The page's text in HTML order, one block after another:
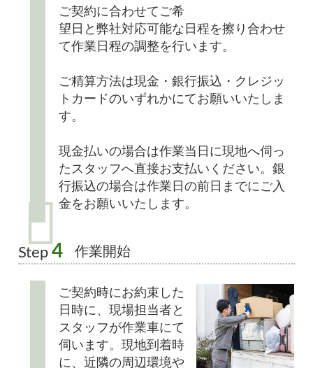
ご契約に合わせてご希
望日と弊社対応可能な日程を擦り合わせ
て作業日程の調整を行います。
ご精算方法は現金・銀行振込・クレジッ
トカードのいずれかにてお願いいたしま
す。
現金払いの場合は作業当日に現地へ伺っ
たスタッフへ直接お支払いください。銀
行振込の場合は作業日の前日までにご入
金をお願いいたします。
Step 4 作業開始
ご契約時にお約束した
日時に、現場担当者と
スタッフが作業車にて
伺います。現地到着時
に、近隣の周辺環境や